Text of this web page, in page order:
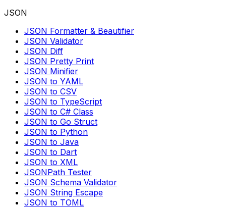
JSON
JSON Formatter & Beautifier
JSON Validator
JSON Diff
JSON Pretty Print
JSON Minifier
JSON to YAML
JSON to CSV
JSON to TypeScript
JSON to C# Class
JSON to Go Struct
JSON to Python
JSON to Java
JSON to Dart
JSON to XML
JSONPath Tester
JSON Schema Validator
JSON String Escape
JSON to TOML